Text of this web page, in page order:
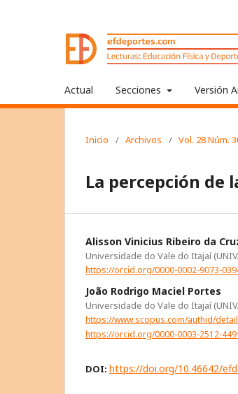
Actual Secciones Versión
Inicio / Archivos / Vol. 28 Núm.
La percepción de
Alisson Vinicius Ribeiro da
Universidade do Vale do Itajaí
https://orcid.org/0000-0002-9073-
João Rodrigo Maciel Portes
Universidade do Vale do Itajaí
https://www.scopus.com/authid/
https://orcid.org/0000-0003-2512-
DOI: https://doi.org/10.46642/